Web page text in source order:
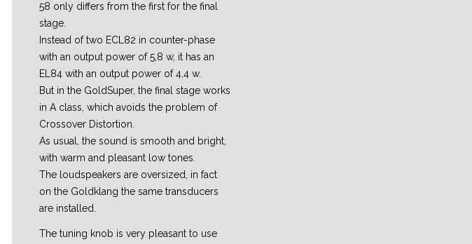
58 only differs from the first for the final
stage.
Instead of two ECL82 in counter-phase
with an output power of 5,8 w, it has an
EL84 with an output power of 4,4 w.
But in the GoldSuper, the final stage works
in A class, which avoids the problem of
Crossover Distortion.
As usual, the sound is smooth and bright,
with warm and pleasant low tones.
The loudspeakers are oversized, in fact
on the Goldklang the same transducers
are installed.
The tuning knob is very pleasant to use